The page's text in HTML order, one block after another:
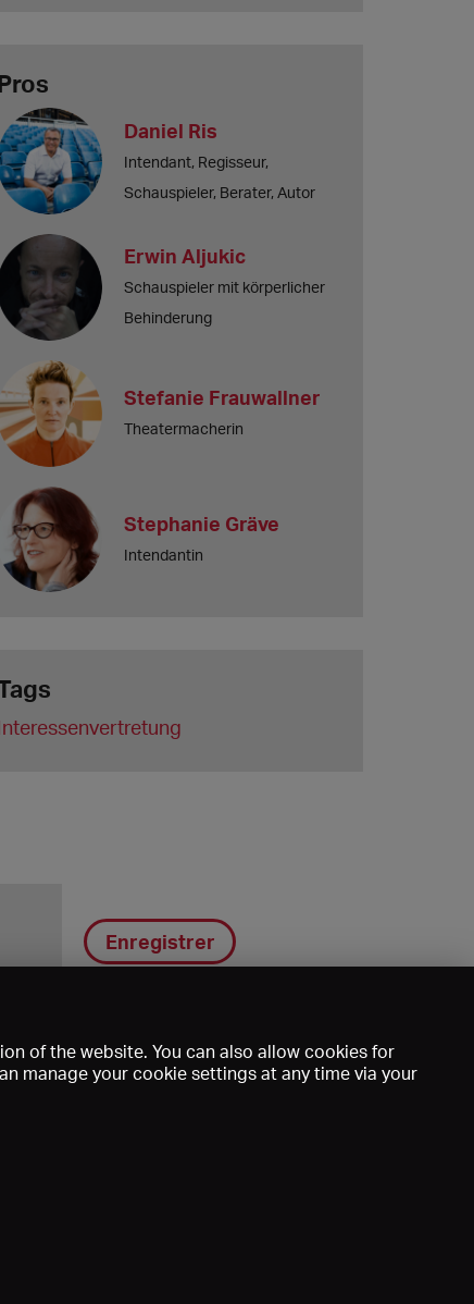
Daniel Ris
Intendant, Regisseur,
Schauspieler, Berater, Autor
Erwin Aljukic
Schauspieler mit körperlicher
Behinderung
Stefanie Frauwallner
Theatermacherin
Stephanie Gräve
Intendantin
Enregistrer
of the website. You can also allow cookies for
manage your cookie settings at any time via your